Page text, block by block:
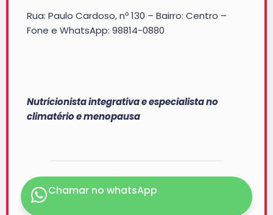
Rua: Paulo Cardoso, nº 130 – Bairro: Centro –
Fone e WhatsApp: 98814-0880
Nutricionista integrativa e especialista no
climatério e menopausa
Chamar no whatsApp